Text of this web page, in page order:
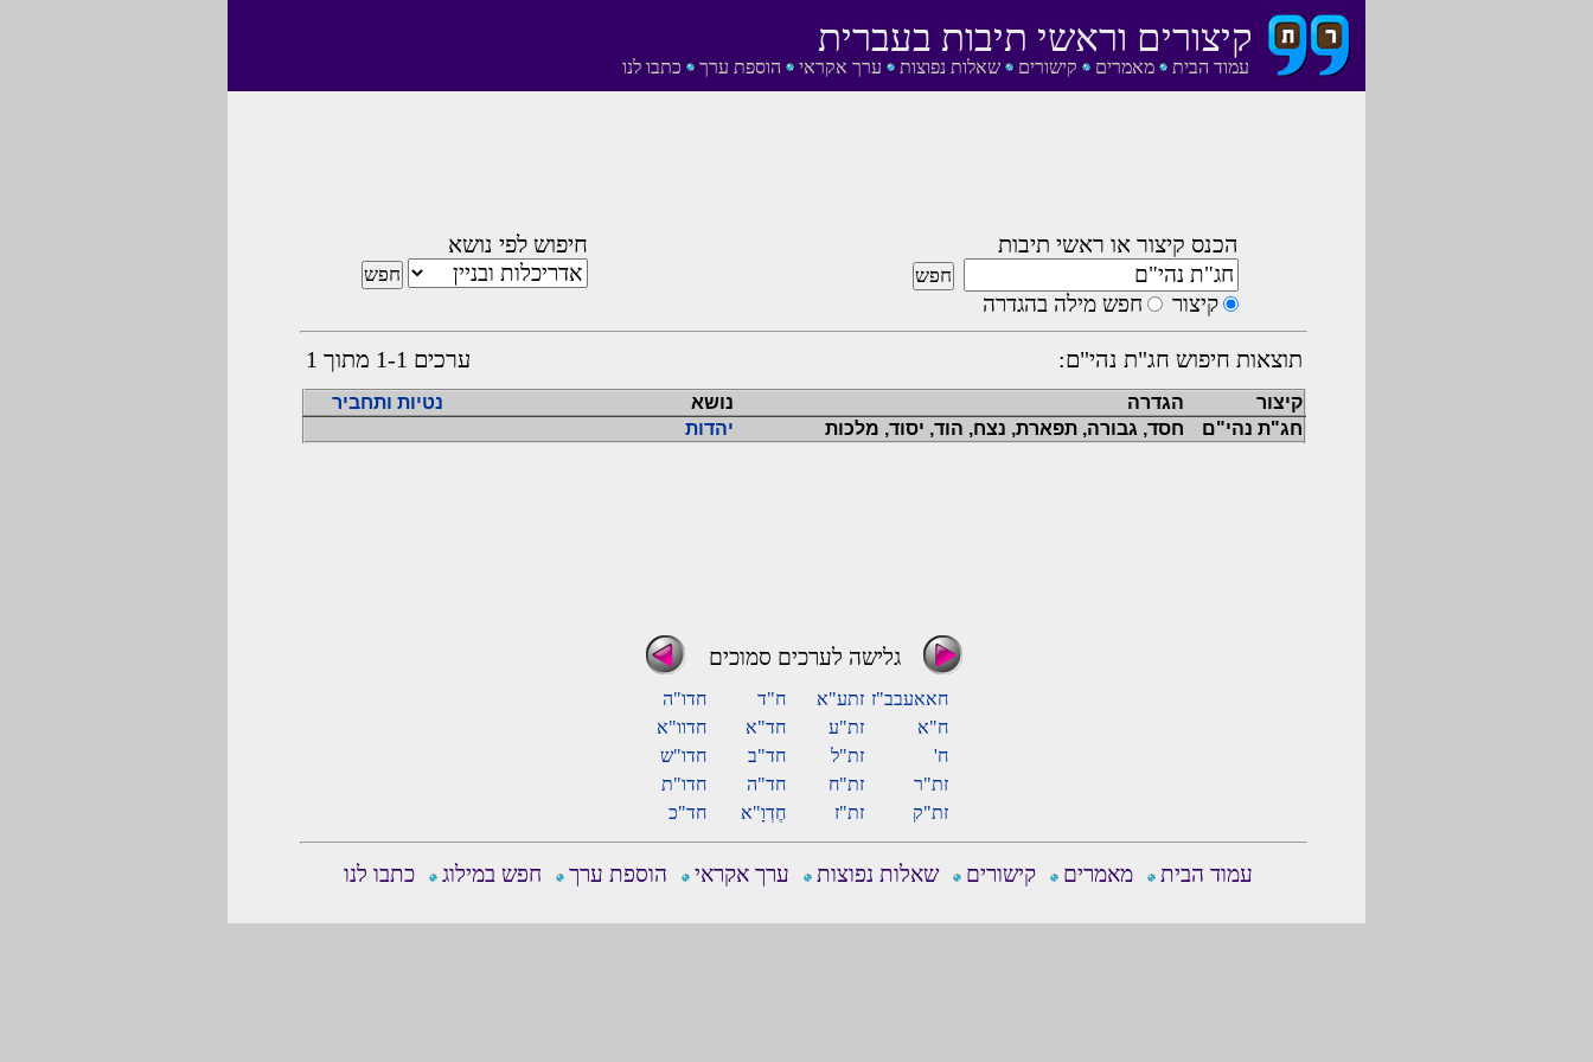
עמוד הבית מאמרים קישורים שאלות נפוצות ערך אקראי הוספת ערך כתבו לנו
קיצורים וראשי תיבות בעברית
הכנס קיצור או ראשי תיבות
קיצור חפש מילה בהגדרה
חיפוש לפי נושא
תוצאות חיפוש חג"ת נהי"ם: ערכים 1-1 מתוך 1
קיצור הגדרה נושא
נטיות ותחביר
חג"ת נהי"ם
חסד, גבורה, תפארת, נצח, הוד, יסוד, מלכות יהדות
גלישה לערכים סמוכים
חאאעבב"ז זתע"א ח"ד
חדו"ה
ח"א
זת"ע חד"א
חדוו"א
ח'
זת"ל חד"ב
חדו"ש
זת"ר
זת"ח חד"ה
חדו"ת
זת"ק
זת"ז חֶדְוָ"א חד"כ
עמוד הבית מאמרים קישורים שאלות נפוצות ערך אקראי הוספת ערך חפש במילוג כתבו לנו